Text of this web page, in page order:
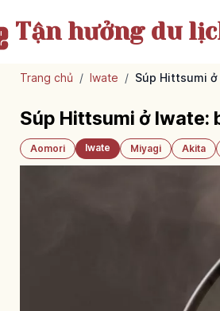
Tận hưởngdu
Trang chủ / Iwate / Súp Hittsumi
Súp Hittsumi ở Iwate:
Aomori Iwate Miyagi Akita